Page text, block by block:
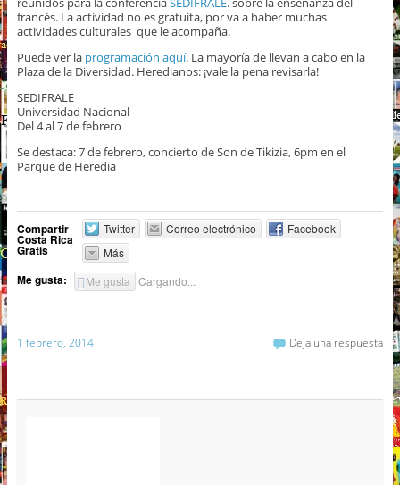
francés. La actividad no es gratuita, por va a haber muchas
actividades culturales que le acompaña.
Puede ver la programación aquí. La mayoría de llevan a cabo en la
Plaza de la Diversidad. Heredianos: ¡vale la pena revisarla!
SEDIFRALE
Universidad Nacional
Del 4 al 7 de febrero
Se destaca: 7 de febrero, concierto de Son de Tikizia, 6pm en el
Parque de Heredia
Compartir
Costa Rica
Gratis
Twitter Correo electrónico
Facebook
Más
Me gusta: Me gusta Cargando...
1 febrero, 2014 Deja una respuesta